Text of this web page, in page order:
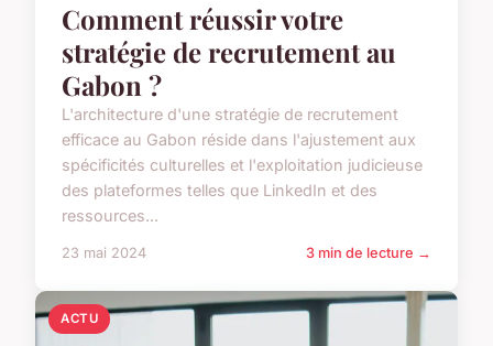
Comment réussir votre
stratégie de recrutement au
Gabon ?
L'architecture d'une stratégie de recrutement
efficace au Gabon réside dans l'ajustement aux
spécificités culturelles et l'exploitation judicieuse
des plateformes telles que LinkedIn et des
ressources...
23 mai 2024 3 min de lecture →
ACTU